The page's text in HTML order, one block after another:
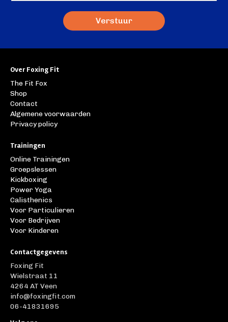
Over Foxing Fit
The Fit Fox
Shop
Contact
Algemene voorwaarden
Privacy policy
Trainingen
Online Trainingen
Groepslessen
Kickboxing
Power Yoga
Calisthenics
Voor Particulieren
Voor Bedrijven
Voor Kinderen
Contactgegevens
Foxing Fit
Wielstraat 11
4264 AT Veen
info@foxingfit.com
06-41831695